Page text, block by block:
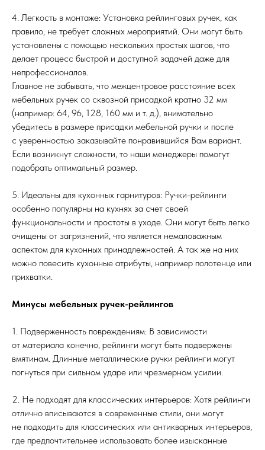
4. Легкость в монтаже: Установка рейлинговых ручек, как
правило, не требует сложных мероприятий. Они могут быть
установлены с помощью нескольких простых шагов, что
делает процесс быстрой и доступной задачей даже для
непрофессионалов.
Главное не забывать, что межцентровое расстояние всех
мебельных ручек со сквозной присадкой кратно 32 мм
(например: 64, 96, 128, 160 мм и т. д.), внимательно
убедитесь в размере присадки мебельной ручки и после
с уверенностью заказывайте понравившийся Вам вариант.
Если возникнут сложности, то наши менеджеры помогут
подобрать оптимальный размер.
5. Идеальны для кухонных гарнитуров: Ручки-рейлинги
особенно популярны на кухнях за счет своей
функциональности и простоты в уходе. Они могут быть легко
очищены от загрязнений, что является немаловажным
аспектом для кухонных принадлежностей. А так же на них
можно повесить кухонные атрибуты, например полотенце или
прихватки.
Минусы мебельных ручек-рейлингов
1. Подверженность повреждениям: В зависимости
от материала конечно, рейлинги могут быть подвержены
вмятинам. Длинные металлические ручки рейлинги могут
погнуться при сильном ударе или чрезмерном усилии.
2. Не подходят для классических интерьеров: Хотя рейлинги
отлично вписываются в современные стили, они могут
не подходить для классических или антикварных интерьеров,
где предпочтительнее использовать более изысканные